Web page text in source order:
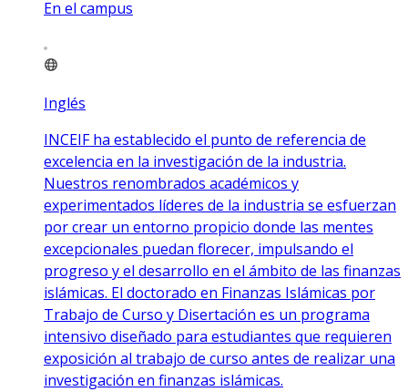
En el campus
Inglés
INCEIF ha establecido el punto de referencia de
excelencia en la investigación de la industria.
Nuestros renombrados académicos y
experimentados líderes de la industria se esfuerzan
por crear un entorno propicio donde las mentes
excepcionales puedan florecer, impulsando el
progreso y el desarrollo en el ámbito de las finanzas
islámicas. El doctorado en Finanzas Islámicas por
Trabajo de Curso y Disertación es un programa
intensivo diseñado para estudiantes que requieren
exposición al trabajo de curso antes de realizar una
investigación en finanzas islámicas.